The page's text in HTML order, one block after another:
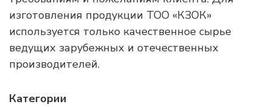
изготовления продукции ТОО «КЗОК»
используется только качественное сырье
ведущих зарубежных и отечественных
производителей.
Категории